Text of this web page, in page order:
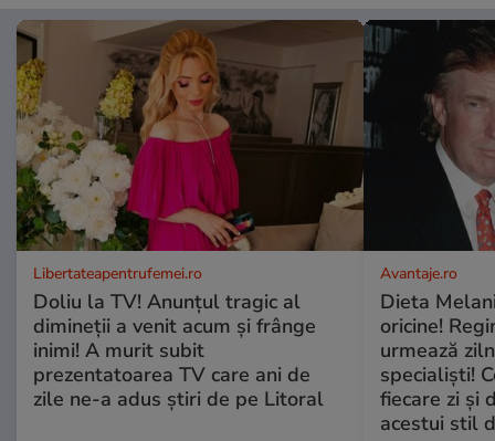
Libertateapentrufemei.ro
Doliu la TV! Anunțul tragic al
dimineții a venit acum și frânge
inimi! A murit subit
prezentatoarea TV care ani de
zile ne-a adus știri de pe Litoral
Avantaje.ro
Dieta
oricine!
urmează
specialiști!
fiecare zi și
acestui stil